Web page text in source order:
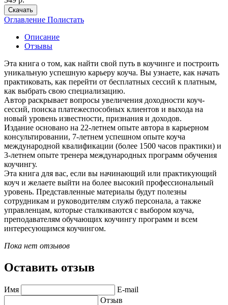
Скачать
Оглавление Полистать
Описание
Отзывы
Эта книга о том, как найти свой путь в коучинге и построить
уникальную успешную карьеру коуча. Вы узнаете, как начать
практиковать, как перейти от бесплатных сессий к платным,
как выбрать свою специализацию.
Автор раскрывает вопросы увеличения доходности коуч-
сессий, поиска платежеспособных клиентов и выхода на
новый уровень известности, признания и доходов.
Издание основано на 22-летнем опыте автора в карьерном
консультировании, 7-летнем успешном опыте коуча
международной квалификации (более 1500 часов практики) и
3-летнем опыте тренера международных программ обучения
коучингу.
Эта книга для вас, если вы начинающий или практикующий
коуч и желаете выйти на более высокий профессиональный
уровень. Представленные материалы будут полезны
сотрудникам и руководителям служб персонала, а также
управленцам, которые сталкиваются с выбором коуча,
преподавателям обучающих коучингу программ и всем
интересующимся коучингом.
Пока нет отзывов
Оставить отзыв
Имя
E-mail
Отзыв